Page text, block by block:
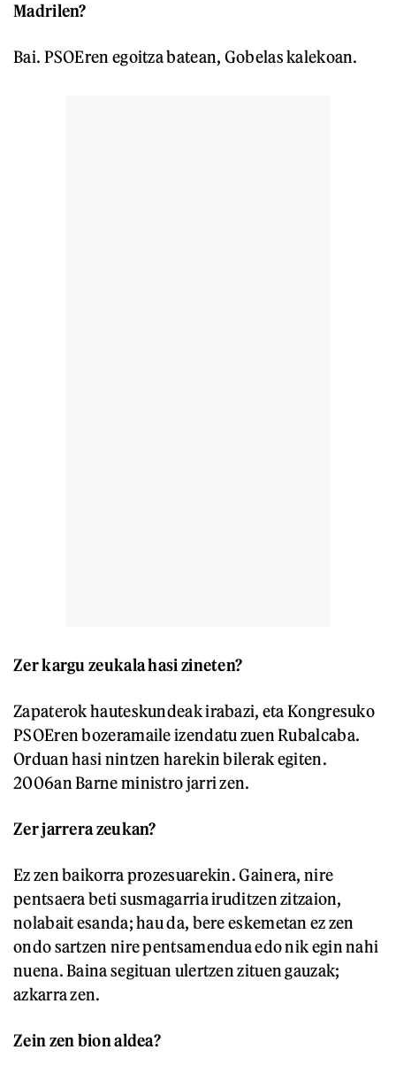
Madrilen?
Bai. PSOEren egoitza batean, Gobelas kalekoan.
Zer kargu zeukala hasi zineten?
Zapaterok hauteskundeak irabazi, eta Kongresuko
PSOEren bozeramaile izendatu zuen Rubalcaba.
Orduan hasi nintzen harekin bilerak egiten.
2006an Barne ministro jarri zen.
Zer jarrera zeukan?
Ez zen baikorra prozesuarekin. Gainera, nire
pentsaera beti susmagarria iruditzen zitzaion,
nolabait esanda; hau da, bere eskemetan ez zen
ondo sartzen nire pentsamendua edo nik egin nahi
nuena. Baina segituan ulertzen zituen gauzak;
azkarra zen.
Zein zen bion aldea?